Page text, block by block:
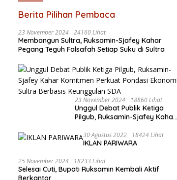
Berita Pilihan Pembaca
23 November 2024 24160 Lihat
Membangun Sultra, Ruksamin-Sjafey Kahar
Pegang Teguh Falsafah Setiap Suku di Sultra
23 November 2024 18860 Lihat
Unggul Debat Publik Ketiga
Pilgub, Ruksamin-Sjafey Kahar
Ekonomi Sultra Berbasis
Keunggulan SDA
30 Agustus 2022 18424 Lihat
IKLAN PARIWARA
25 November 2024 18233 Lihat
Selesai Cuti, Bupati Ruksamin Kembali Aktif
Berkantor